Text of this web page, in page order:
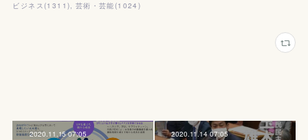
ビジネス (1311 ) 芸術・芸能 (1024 )
2020.11.15 07:05 2020.11.14 07:05